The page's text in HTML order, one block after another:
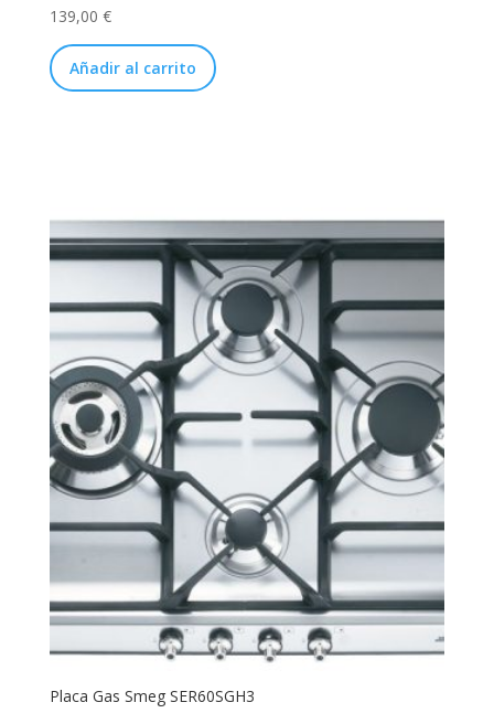
139,00 €
Añadir al carrito
Placa Gas Smeg SER60SGH3